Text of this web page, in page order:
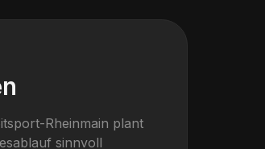
Rheinmain plant
sinnvoll